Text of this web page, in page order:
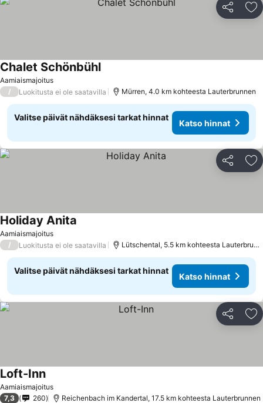
Jaa
Aamiaismajoitus
Chalet Schönbühl
/ Luokitusta ei ole saatavilla Mürren, 4.0 km kohteesta Lauterbrunnen
Valitse päivät nähdäksesi tarkat hinnat
Katso hinnat
Jaa
Aamiaismajoitus
Holiday Anita
/ Luokitusta ei ole saatavilla Lütschental, 5.5 km kohteesta Lauterbrunnen
Valitse päivät nähdäksesi tarkat hinnat
Katso hinnat
Jaa
Aamiaismajoitus
Loft-Inn
7,3 260 Reichenbach im Kandertal, 17.5 km kohteesta Lauterbrunnen